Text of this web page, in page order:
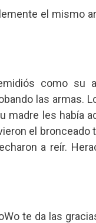
el mismo
como su
las armas.
madre les había
el bronceado
a reír.
te da las